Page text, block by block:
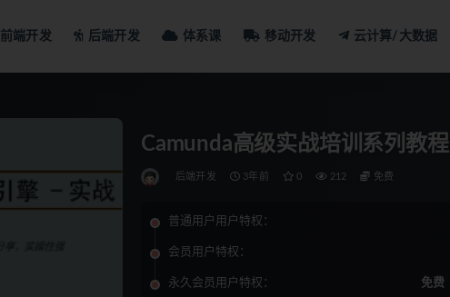
前端开发 后端开发 体系课 移动开发 云计算/大数据
Camunda高级实战培训系列教程
后端开发 3年前 0 212 免费
普通用户用户特权：
会员用户特权：
永久会员用户特权： 免费